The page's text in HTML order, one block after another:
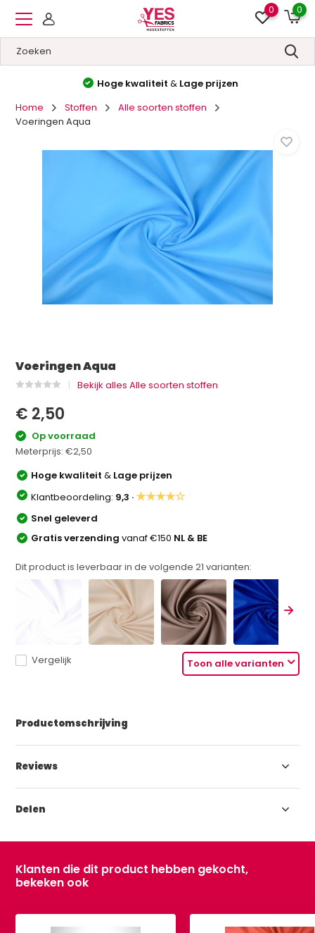
0 0
Hoge kwaliteit&Lage prijzen
Home
Stoffen
Alle soorten stoffen
Voeringen Aqua
Voeringen Aqua
Bekijk alles Alle soorten stoffen
€ 2,50
Op voorraad
Meterprijs:€2,50
Hoge kwaliteit& Lage prijzen
Klantbeoordeling: 9,3 ·★★★★☆
Snel geleverd
Gratis verzendingvanaf €150 NL & BE
Dit product is leverbaar in de volgende21 varianten:
Toon alle varianten
Vergelijk
Productomschrijving
Reviews
Delen
Klanten die dit product hebben gekocht,
bekeken ook